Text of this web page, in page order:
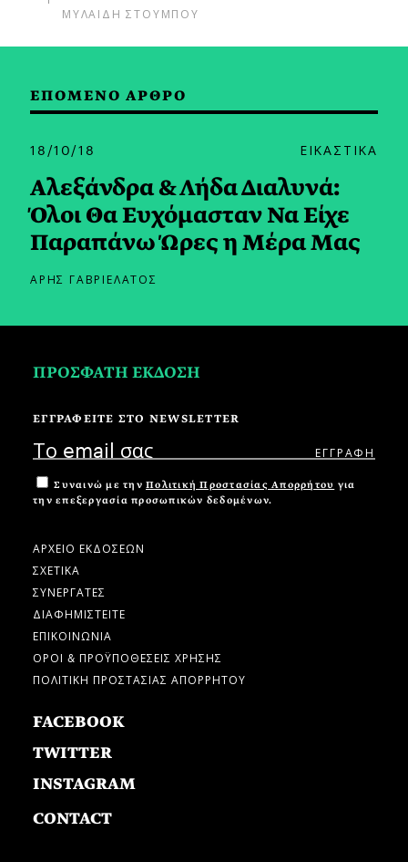
ΜΥΛΑΙΔΗ ΣΤΟΥΜΠΟΥ
ΕΠΟΜΕΝΟ ΑΡΘΡΟ
18/10/18 ΕΙΚΑΣΤΙΚΑ
Αλεξάνδρα & Λήδα Διαλυνά:
Όλοι Θα Ευχόμασταν Να Είχε
Παραπάνω Ώρες η Μέρα Μας
ΑΡΗΣ ΓΑΒΡΙΕΛΑΤΟΣ
ΠΡΟΣΦΑΤΗ ΕΚΔΟΣΗ
ΕΓΓΡΑΦΕΙΤΕ ΣΤΟ NEWSLETTER
Συναινώ με την Πολιτική Προστασίας Απορρήτου για
την επεξεργασία προσωπικών δεδομένων.
ΑΡΧΕΙΟ ΕΚΔΟΣΕΩΝ
ΣΧΕΤΙΚΑ
ΣΥΝΕΡΓΑΤΕΣ
ΔΙΑΦΗΜΙΣΤΕΙΤΕ
ΕΠΙΚΟΙΝΩΝΙΑ
ΟΡΟΙ & ΠΡΟΫΠΟΘΕΣΕΙΣ ΧΡΗΣΗΣ
ΠΟΛΙΤΙΚΗ ΠΡΟΣΤΑΣΙΑΣ ΑΠΟΡΡΗΤΟΥ
FACEBOOK
TWITTER
INSTAGRAM
CONTACT